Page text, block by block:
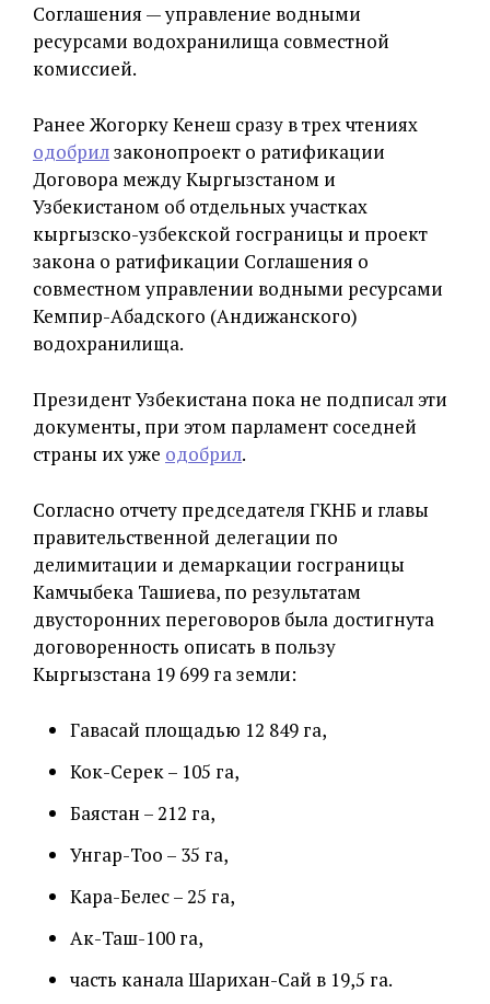
Соглашения — управление водными
ресурсами водохранилища совместной
комиссией.
Ранее Жогорку Кенеш сразу в трех чтениях
одобрилзаконопроект о ратификации
Договора между Кыргызстаном и
Узбекистаном об отдельных участках
кыргызско-узбекской госграницы и проект
закона о ратификации Соглашения о
совместном управлении водными ресурсами
Кемпир-Абадского (Андижанского)
водохранилища.
Президент Узбекистана пока не подписал эти
документы, при этом парламент соседней
страны их уже одобрил.
Согласно отчету председателя ГКНБ и главы
правительственной делегации по
делимитации и демаркации госграницы
Камчыбека Ташиева, по результатам
двусторонних переговоров была достигнута
договоренность описать в пользу
Кыргызстана 19 699 га земли:
Гавасай площадью 12 849 га,
Кок-Серек – 105 га,
Баястан – 212 га,
Унгар-Тоо – 35 га,
Кара-Белес – 25 га,
Ак-Таш-100 га,
часть канала Шарихан-Сай в 19,5 га.